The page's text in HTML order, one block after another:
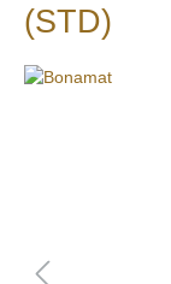
(STD)